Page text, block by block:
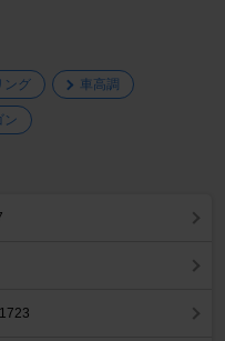
ング 車高調
ン